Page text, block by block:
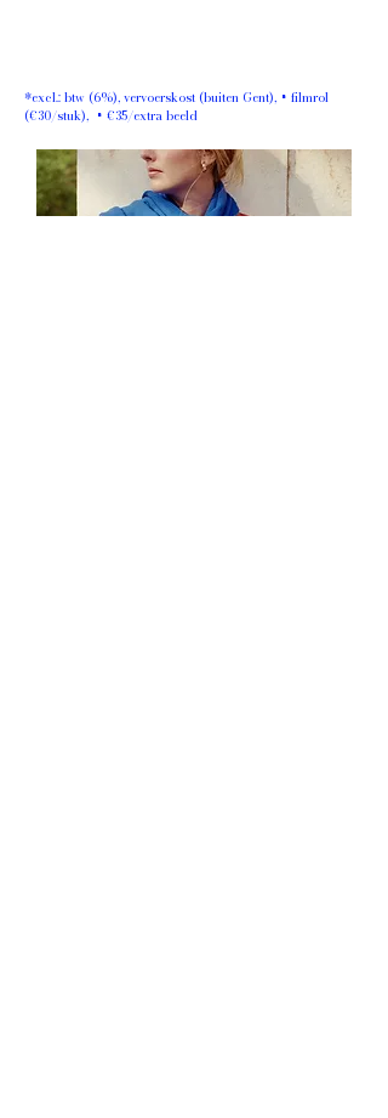
*excl.: btw (6%), vervoerskost (buiten Gent), + filmrol
(€30/stuk), + €35/extra beeld